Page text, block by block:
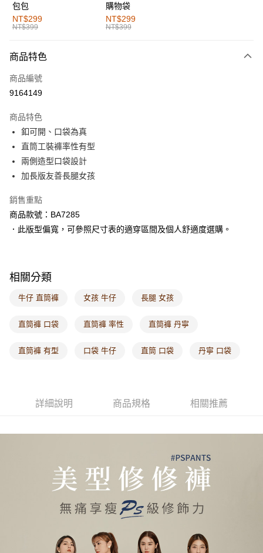
全家取貨付款
每筆NT$60，滿NT$1,000(含以上)免運費
付款後全家取貨
萊爾富取貨付款
付款後萊爾富取貨
每筆NT$60，滿NT$1,000(含以上)免運費
7-11取貨付款
每筆NT$60，滿NT$1,000(含以上)免運費
付款後7-11取貨
每筆NT$60，滿NT$1,000(含以上)免運費
付款後門市自取
每筆NT$60，滿NT$1,000(含以上)免運費
包包
NT$299
NT$399
購物袋
NT$299
NT$399
商品特色
商品編號
9164149
商品特色
釦可開、口袋為真
直筒工裝褲率性有型
兩側造型口袋設計
加長版友善長腿女孩
銷售重點
商品款號：BA7285
．此版型偏寬，可參照尺寸表的適穿區間及個人舒適度選購。
相關分類
牛仔 直筒褲 女孩 牛仔 長腿 女孩
直筒褲 口袋 直筒褲 率性 直筒褲 丹寧
直筒褲 有型 口袋 牛仔 直筒 口袋 丹寧 口袋
詳細說明 商品規格 相關推薦